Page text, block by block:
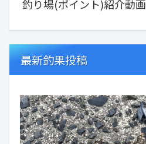
釣り場(ポイント)紹介動画
最新釣果投稿